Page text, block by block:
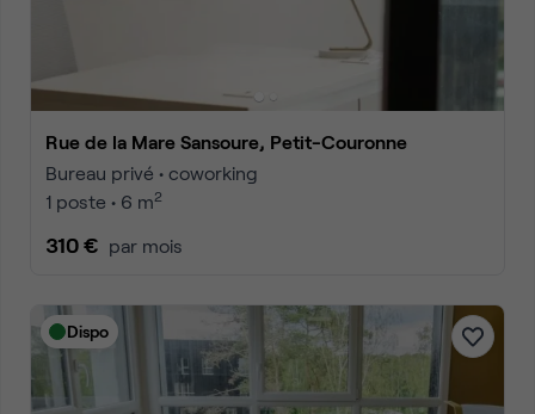
Rue de la Mare Sansoure, Petit-Couronne
Bureau privé • coworking
1 poste • 6 m2
310 € par mois
Dispo